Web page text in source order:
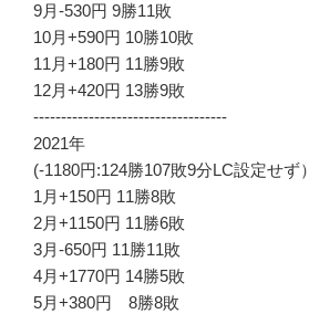
9月-530円 9勝11敗
10月+590円 10勝10敗
11月+180円 11勝9敗
12月+420円 13勝9敗
-----------------------------------
2021年
(-1180円:124勝107敗9分LC設定せず）
1月+150円 11勝8敗
2月+1150円 11勝6敗
3月-650円 11勝11敗
4月+1770円 14勝5敗
5月+380円 8勝8敗